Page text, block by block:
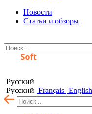
Новости
Статьи и обзоры
Русский
Русский Français English